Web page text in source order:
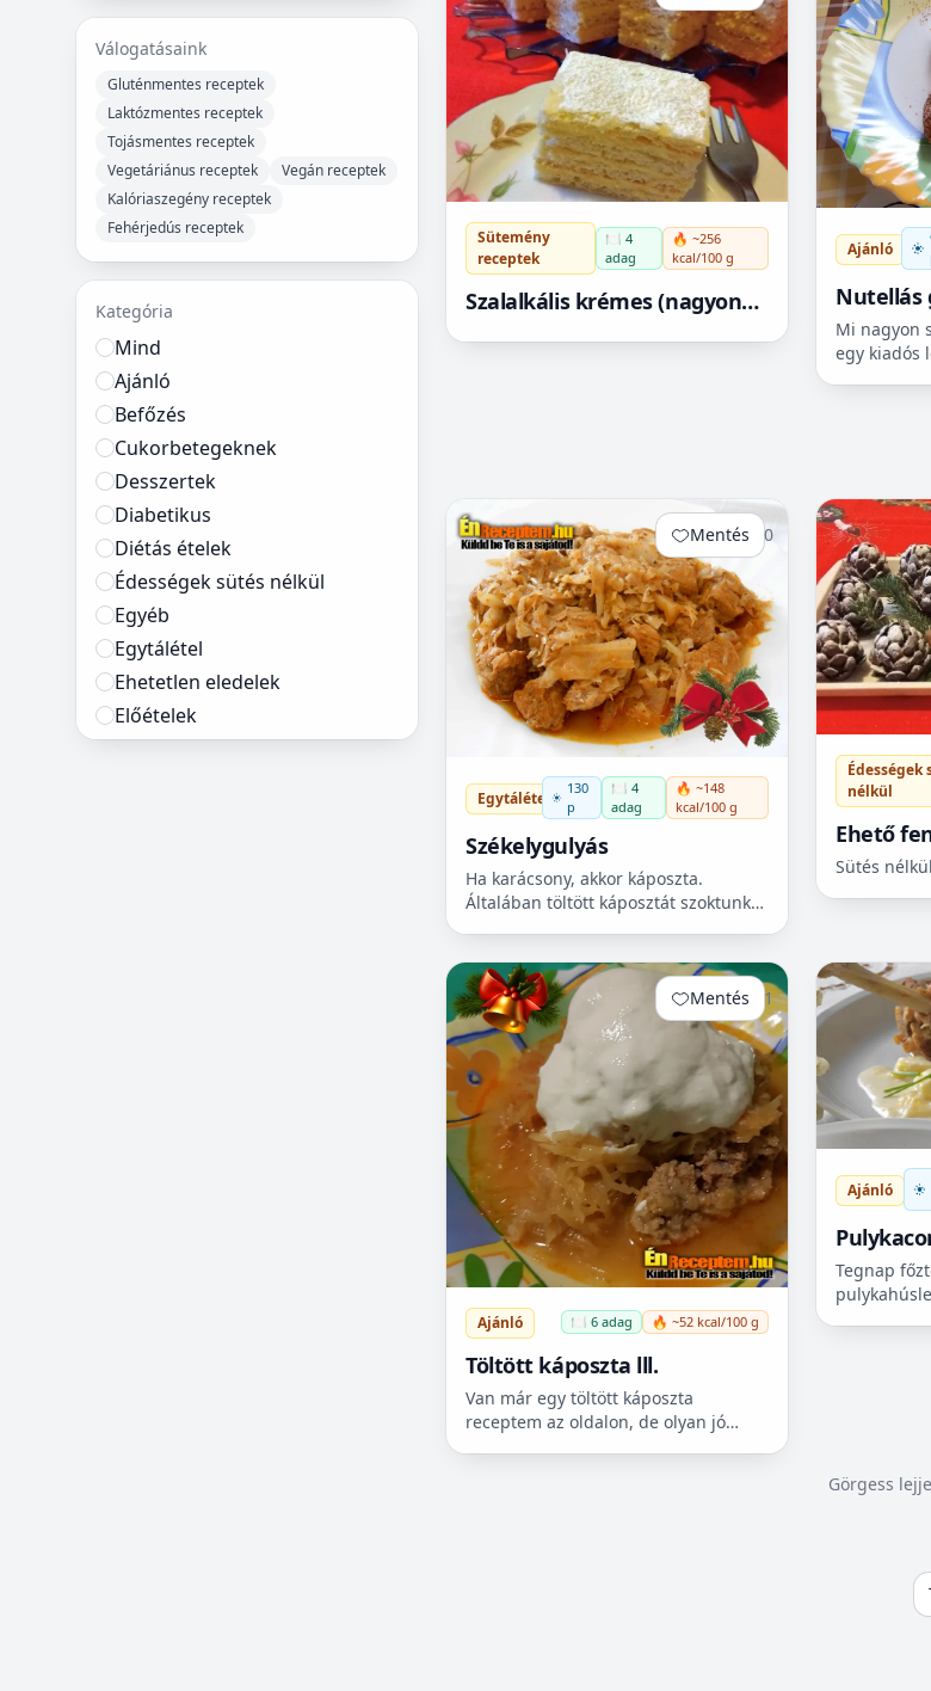
Válogatásaink
Gluténmentes receptek
Laktózmentes receptek
Tojásmentes receptek
Vegetáriánus receptek
Vegán receptek
Kalóriaszegény receptek
Fehérjedús receptek
Kategória
Mind
Ajánló
Befőzés
Cukorbetegeknek
Desszertek
Diabetikus
Diétás ételek
Édességek sütés nélkül
Egyéb
Egytálétel
Ehetetlen eledelek
Előételek
Főételek
Sütemény
receptek
🍽️ 4
adag
🔥 ~256
kcal/100 g
Szalalkális krémes (nagyon
finom és könnyű)
Ajánló
Nutellás
Mi nagyon
egy kiadós
Mentés
0
Egytálétel
130
p
🍽️ 4
adag
🔥 ~148
kcal/100 g
Székelygulyás
Ha karácsony, akkor káposzta.
Általában töltött káposztát szoktunk
számomra nagyon különleges étel,...
Édességek
nélkül
Ehető
Sütés
Mentés 1
Ajánló 🍽️ 6 adag 🔥 ~52 kcal/100 g
Töltött káposzta lll.
Van már egy töltött káposzta
receptem az oldalon, de olyan jó
Ajánló
Tegnap
Görgess